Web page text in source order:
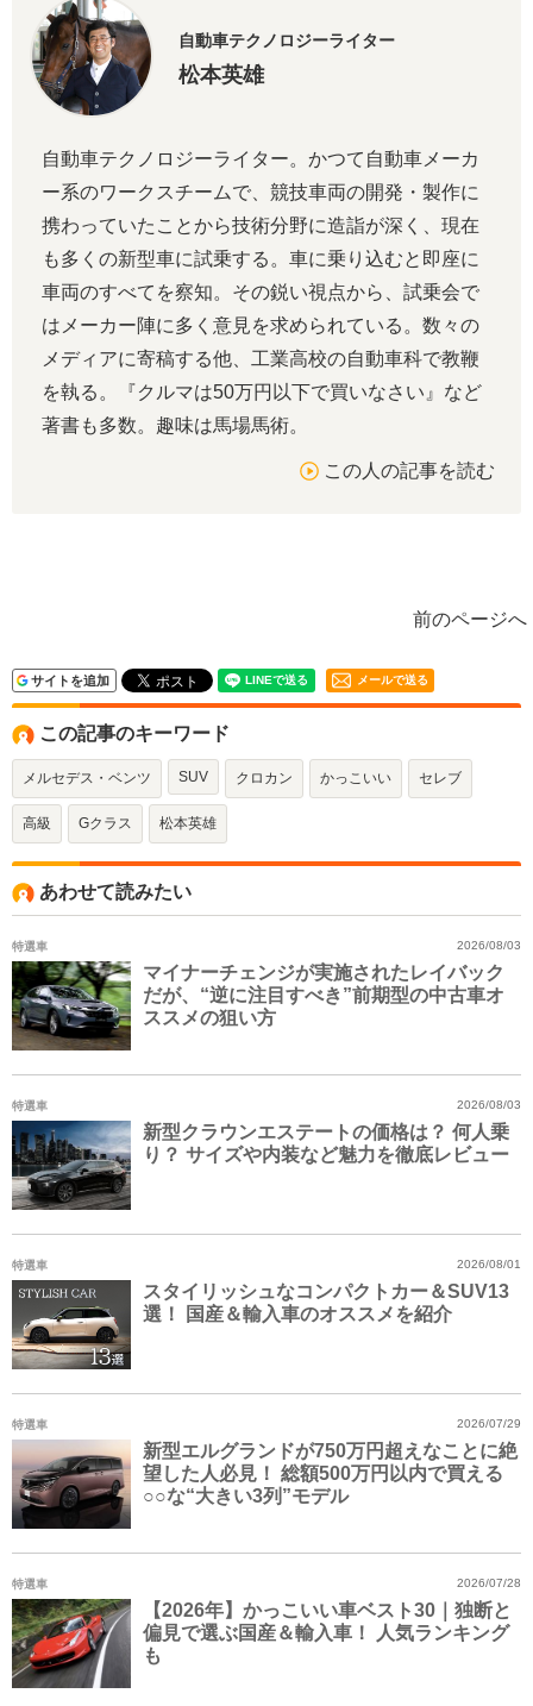
自動車テクノロジーライター
松本英雄
自動車テクノロジーライター。かつて自動車メーカ
ー系のワークスチームで、競技車両の開発・製作に
携わっていたことから技術分野に造詣が深く、現在
も多くの新型車に試乗する。車に乗り込むと即座に
車両のすべてを察知。その鋭い視点から、試乗会で
はメーカー陣に多く意見を求められている。数々の
メディアに寄稿する他、工業高校の自動車科で教鞭
を執る。『クルマは50万円以下で買いなさい』など
著書も多数。趣味は馬場馬術。
この人の記事を読む
前のページへ
サイトを追加 メールで送る
この記事のキーワード
メルセデス・ベンツ SUV クロカン かっこいい セレブ
高級 Gクラス 松本英雄
あわせて読みたい
特選車
マイナーチェンジが実施されたレイバック
だが、“逆に注目すべき”前期型の中古車オ
ススメの狙い方
2026/08/03
特選車
新型クラウンエステートの価格は？ 何人乗
り？ サイズや内装など魅力を徹底レビュー
2026/08/03
特選車
スタイリッシュなコンパクトカー＆SUV13
選！ 国産＆輸入車のオススメを紹介
2026/08/01
特選車
新型エルグランドが750万円超えなことに絶
望した人必見！ 総額500万円以内で買える
○○な“大きい3列”モデル
2026/07/29
特選車
【2026年】かっこいい車ベスト30｜独断と
偏見で選ぶ国産＆輸入車！ 人気ランキング
も
2026/07/28